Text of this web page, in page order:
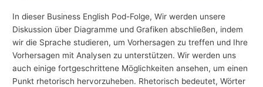
In dieser Business English Pod-Folge, Wir werden unsere
Diskussion über Diagramme und Grafiken abschließen, indem
wir die Sprache studieren, um Vorhersagen zu treffen und Ihre
Vorhersagen mit Analysen zu unterstützen. Wir werden uns
auch einige fortgeschrittene Möglichkeiten ansehen, um einen
Punkt rhetorisch hervorzuheben. Rhetorisch bedeutet, Wörter
h
e
m
e
n